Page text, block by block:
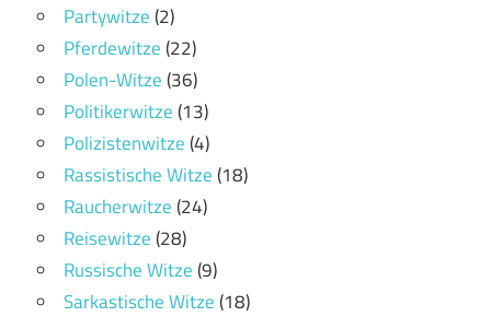
Partywitze(2)
Pferdewitze(22)
Polen-Witze(36)
Politikerwitze(13)
Polizistenwitze(4)
Rassistische Witze(18)
Raucherwitze(24)
Reisewitze(28)
Russische Witze(9)
Sarkastische Witze(18)